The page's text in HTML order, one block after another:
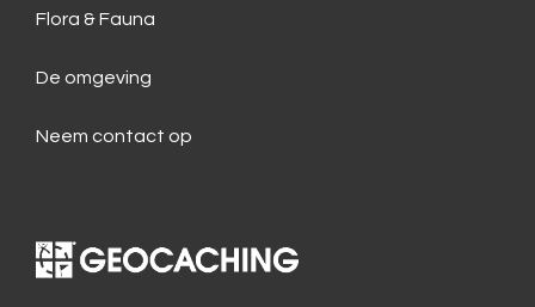
Flora & Fauna
De omgeving
Neem contact op